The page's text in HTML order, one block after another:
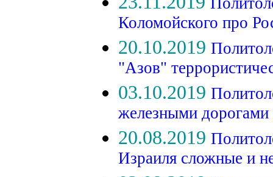
Коломойского про
20.10.2019
"Азов"
03.10.2019
железными дорогами
20.08.2019
Израиля сложные и